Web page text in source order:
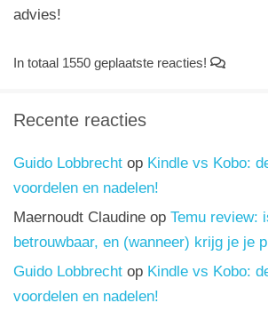
advies!
In totaal 1550 geplaatste reacties!
Recente reacties
Guido Lobbrecht op Kindle vs Kobo:
voordelen en nadelen!
Maernoudt Claudine op Temu review:
betrouwbaar, en (wanneer) krijg je je
Guido Lobbrecht op Kindle vs Kobo:
voordelen en nadelen!